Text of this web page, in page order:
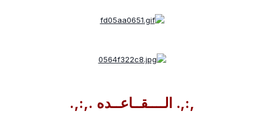
,:,. الــــقــاعــده .,:,.